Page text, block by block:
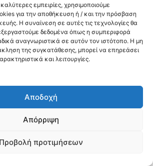
εμπειρίες, χρησιμοποιούμε
για την αποθήκευση ή / και την πρόσβαση
Η συναίνεση σε αυτές τις τεχνολογίες θα
δεδομένα όπως η συμπεριφορά
αναγνωριστικά σε αυτόν τον ιστότοπο. Η μη
της συγκατάθεσης, μπορεί να επηρεάσει
και λειτουργίες.
Αποδοχή
Απόρριψη
Προβολή προτιμήσεων
3ype.gr All rights reserved
Προστασίας Δεδομένων
Ελλάδα Τηλ: +30 2311 226 200
email: 3ype@3ype.gr
Website Visits: 1594725